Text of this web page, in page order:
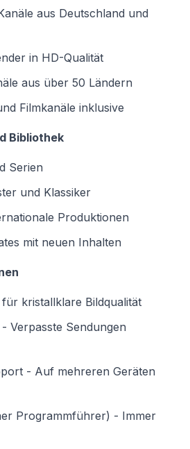
aus Deutschland und
in HD-Qualität
aus über 50 Ländern
Filmkanäle inklusive
Bibliothek
Serien
und Klassiker
Produktionen
mit neuen Inhalten
kristallklare Bildqualität
Verpasste Sendungen
- Auf mehreren Geräten
Programmführer) - Immer